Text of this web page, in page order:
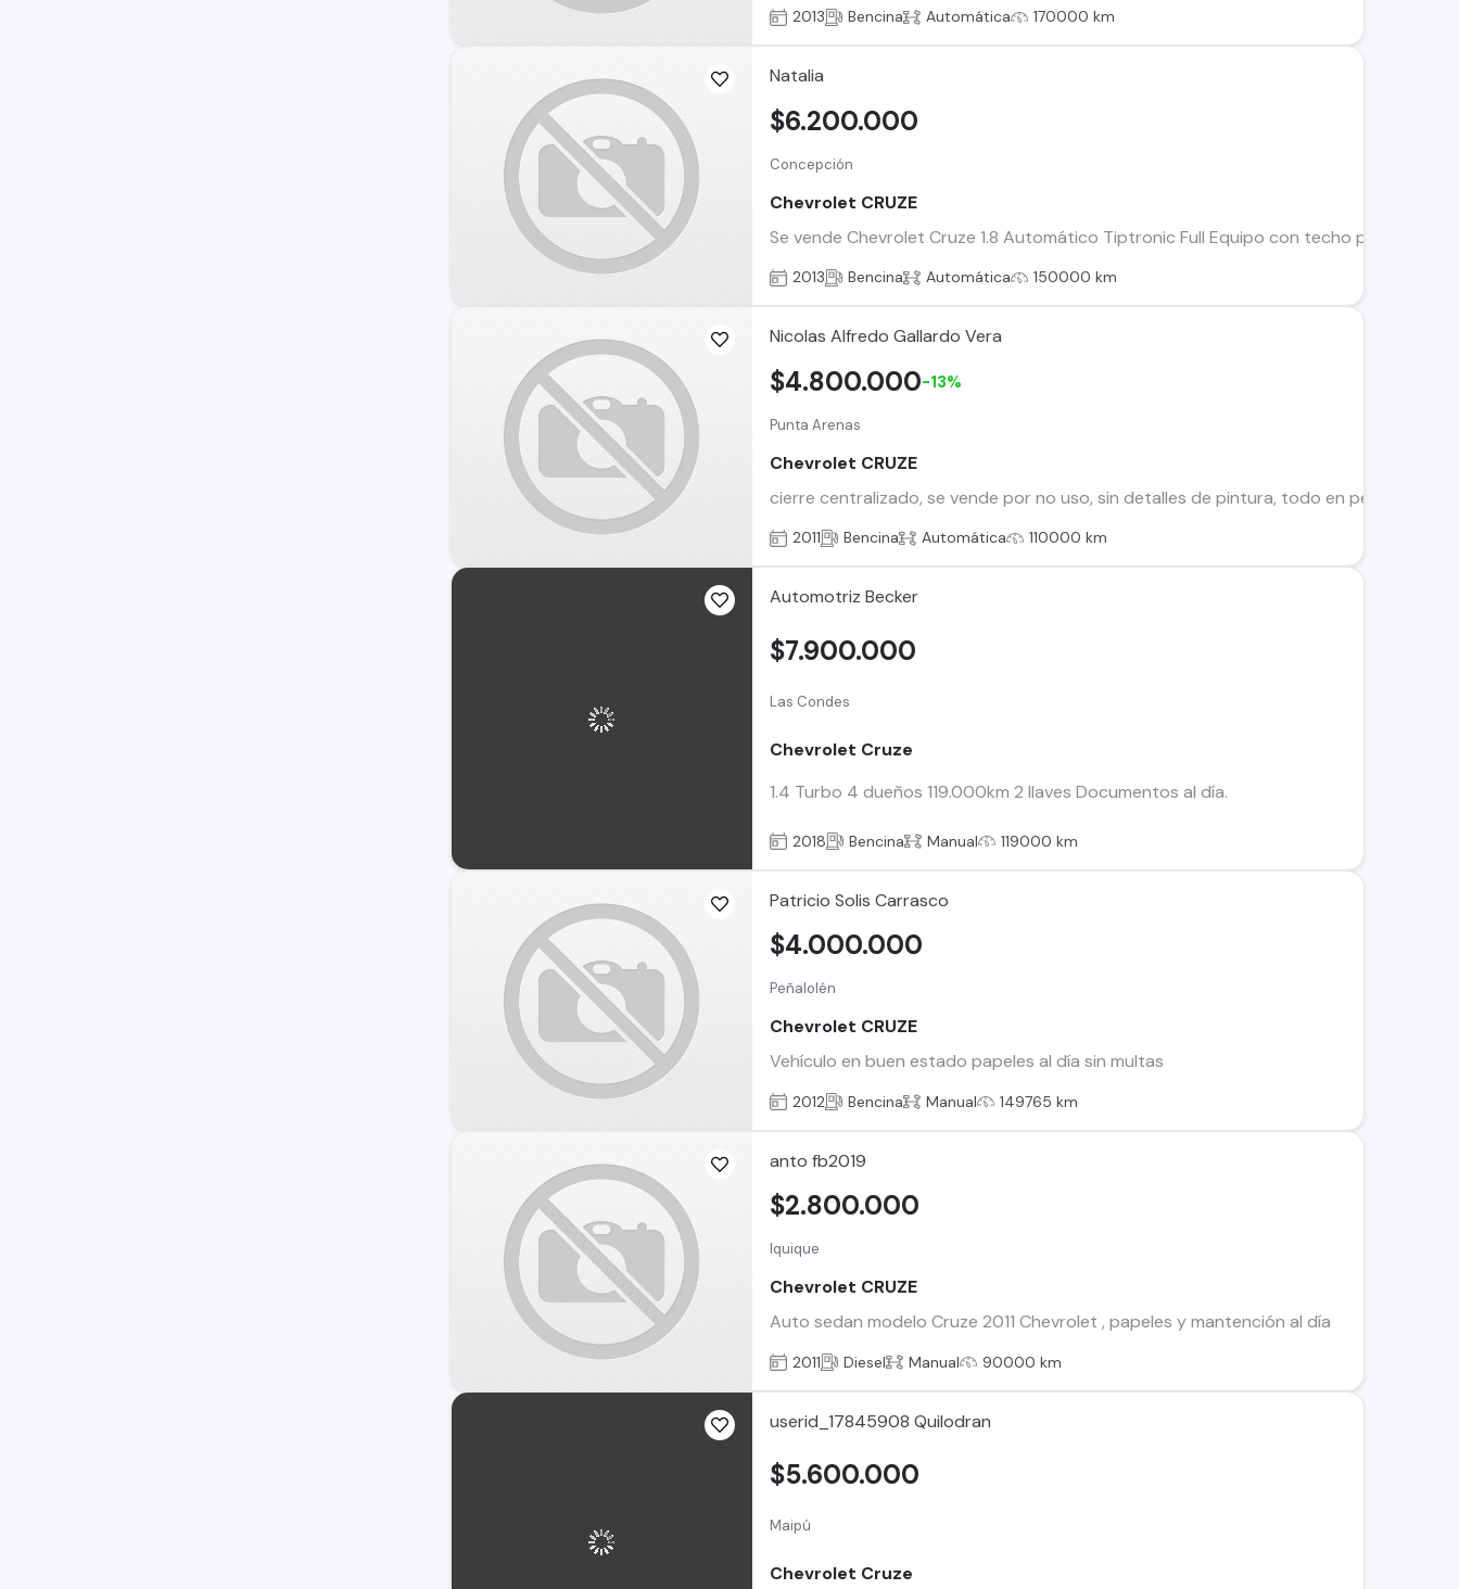
2013 Bencina Automática 170000 km
Natalia
Concepción
Chevrolet CRUZE
Se vende Chevrolet Cruze 1.8 Automático Tiptronic Full Equipo con techo
$6.200.000
2013 Bencina Automática 150000 km
Nicolas Alfredo Gallardo Vera
Punta Arenas
Chevrolet CRUZE
cierre centralizado, se vende por no uso, sin detalles de pintura, todo en perfecto
$4.800.000-13%
2011 Bencina Automática 110000 km
Automotriz Becker
Las Condes
Chevrolet Cruze
1.4 Turbo 4 dueños 119.000km 2 llaves Documentos al día.
$7.900.000
2018 Bencina Manual 119000 km
Patricio Solis Carrasco
Peñalolén
Chevrolet CRUZE
Vehículo en buen estado papeles al día sin multas
$4.000.000
2012 Bencina Manual 149765 km
anto fb2019
Iquique
Chevrolet CRUZE
Auto sedan modelo Cruze 2011 Chevrolet , papeles y mantención al día
$2.800.000
2011 Diesel Manual 90000 km
userid_17845908 Quilodran
Maipú
Chevrolet Cruze
$5.600.000